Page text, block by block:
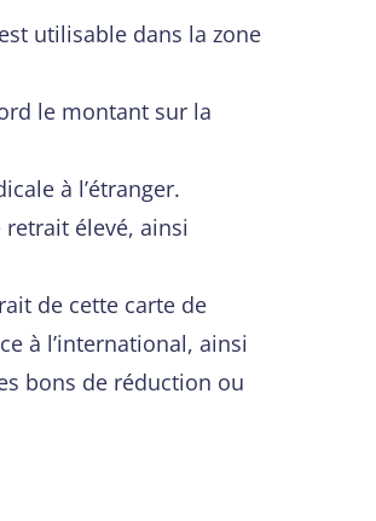
utilisable dans la zone
le montant sur la
à l’étranger.
élevé, ainsi
de cette carte de
à l’international, ainsi
bons de réduction ou